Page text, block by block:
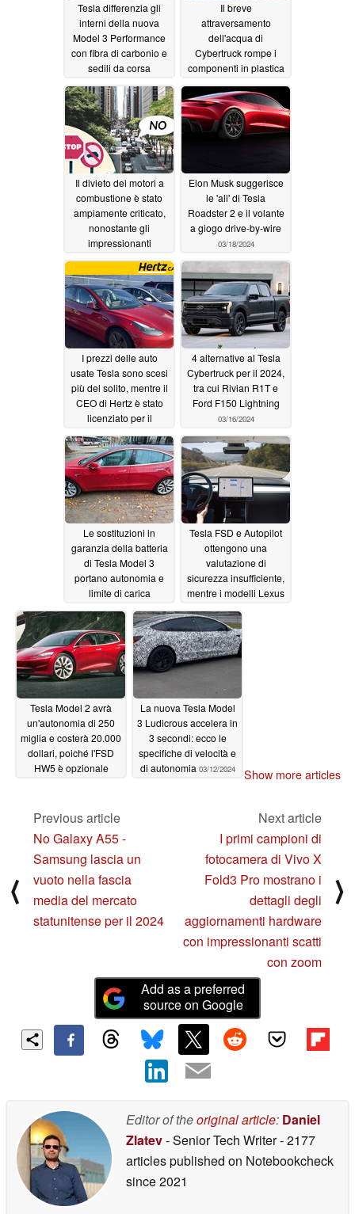
Tesla differenzia gli
interni della nuova
Model 3 Performance
con fibra di carbonio e
sedili da corsa
03/19/2024
Il breve
attraversamento
dell'acqua di
Cybertruck rompe i
componenti in plastica
nonostante la modalità
di guadaggio di 30
minuti03/19/2024
Il divieto dei motori a
combustione è stato
ampiamente criticato,
nonostante gli
impressionanti
successi nella
riduzione delle
emissioni03/19/2024
Elon Musk suggerisce
le 'ali' di Tesla
Roadster 2 e il volante
a giogo drive-by-wire
03/18/2024
I prezzi delle auto
usate Tesla sono scesi
più del solito, mentre il
CEO di Hertz è stato
licenziato per il
drastico
deprezzamento della
Model 303/18/2024
4 alternative al Tesla
Cybertruck per il 2024,
tra cui Rivian R1T e
Ford F150 Lightning
03/16/2024
Le sostituzioni in
garanzia della batteria
di Tesla Model 3
portano autonomia e
limite di carica
aggiuntivi03/16/2024
Tesla FSD e Autopilot
ottengono una
valutazione di
sicurezza insufficiente,
mentre i modelli Lexus
LS di Toyota hanno il
miglior sistema di
assistenza alla guida
03/13/2024
Tesla Model 2 avrà
un'autonomia di 250
miglia e costerà 20.000
dollari, poiché l'FSD
HW5 è opzionale
La nuova Tesla Model
3 Ludicrous accelera in
3 secondi: ecco le
specifiche di velocità e
di autonomia 03/12/2024 Show more articles
⟨
Previous article
No Galaxy A55 -
Samsung lascia un
vuoto nella fascia
media del mercato
statunitense per il 2024
Next article
I primi campioni di
fotocamera di Vivo X
Fold3 Pro mostrano i
dettagli degli
aggiornamenti hardware
con impressionanti scatti
con zoom
⟩
Add as a preferred
source on Google
Editor of theoriginal article: Daniel
Zlatev- Senior Tech Writer- 2177
articles published on Notebookcheck
since 2021